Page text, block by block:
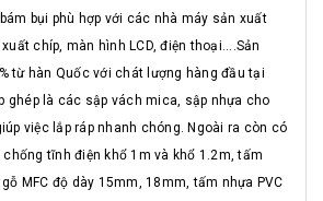
bụi phù hợp với các nhà máy sản xuất
chíp, màn hình LCD, điện thoại....Sản
từ hàn Quốc với chát lượng hàng đầu tại
ghép là các sập vách mica, sập nhựa cho
việc lắp ráp nhanh chóng. Ngoài ra còn có
tĩnh điện khổ 1m và khổ 1.2m, tấm
MFC độ dày 15mm, 18mm, tấm nhựa PVC